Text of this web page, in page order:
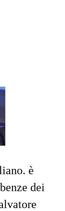
è
dei